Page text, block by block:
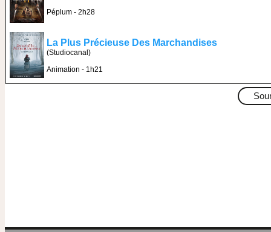
Péplum - 2h28
La Plus Précieuse Des Marchandises
(Studiocanal)
Animation - 1h21